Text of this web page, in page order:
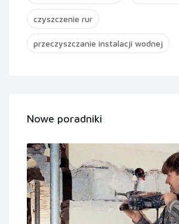
czyszczenie rur
przeczyszczanie instalacji wodnej
Nowe poradniki